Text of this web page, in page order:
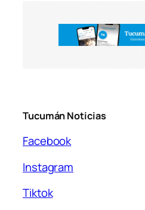
Tucumán Noticias
Facebook
Instagram
Tiktok